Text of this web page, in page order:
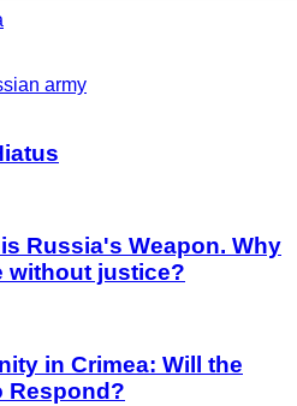
army
Russia's Weapon. Why
without justice?
in Crimea: Will the
Respond?